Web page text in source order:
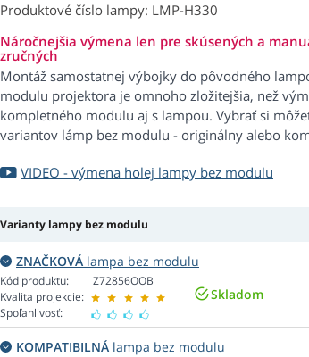
Produktové číslo lampy: LMP-H330
Náročnejšia výmena len pre skúsených a
zručných
Montáž samostatnej výbojky do pôvodného
modulu projektora je omnoho zložitejšia, než
kompletného modulu aj s lampou. Vybrať si
variantov lámp bez modulu - originálny alebo
VIDEO - výmena holej lampy bez modulu
Varianty lampy bez modulu
ZNAČKOVÁ lampa bez modulu
Kód produktu:
Kvalita projekcie:
Spoľahlivosť:
Z72856OOB
Skladom
KOMPATIBILNÁ lampa bez modulu